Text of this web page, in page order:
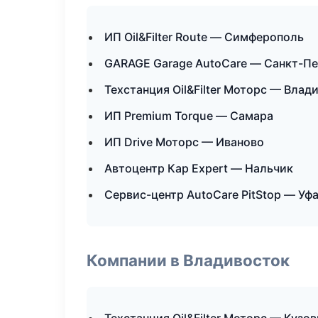
ИП Oil&Filter Route — Симферополь
GARAGE Garage AutoCare — Санкт-
Техстанция Oil&Filter Моторс —
ИП Premium Torque — Самара
ИП Drive Моторс — Иваново
Автоцентр Кар Expert — Нальчик
Сервис-центр AutoCare PitStop — Уфа
Компании в Владивосток